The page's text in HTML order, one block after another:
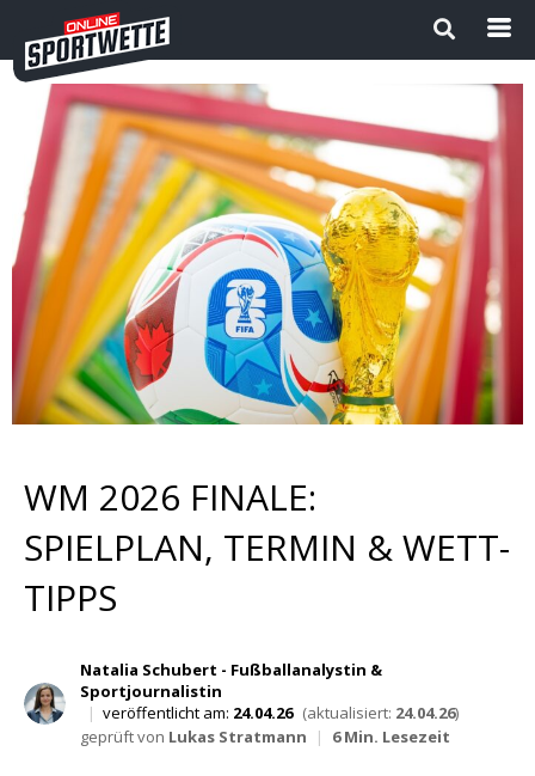
Startseite
Die besten Wettanbieter 2024
Sport Magazin 1
Sportwetten ohne OASIS |
Wettanbieter ohne OASIS im
Vergleich 2026
Sportwetten Apps
Wett Tipps für Heute
WM 2026 FINALE:
SPIELPLAN, TERMIN & WETT-
TIPPS
Natalia Schubert - Fußballanalystin &
Sportjournalistin
| veröffentlicht am: 24.04.26 (aktualisiert: 24.04.26)
geprüft von Lukas Stratmann | 6 Min. Lesezeit